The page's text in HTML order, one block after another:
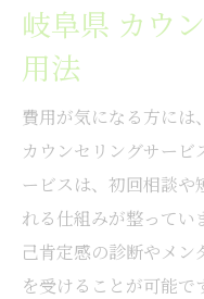
岐阜県 カウ
用法
費用が気になる方に
カウンセリングサービ
ービスは、初回相談や
れる仕組みが整ってい
己肯定感の診断やメン
を受けることが可能で